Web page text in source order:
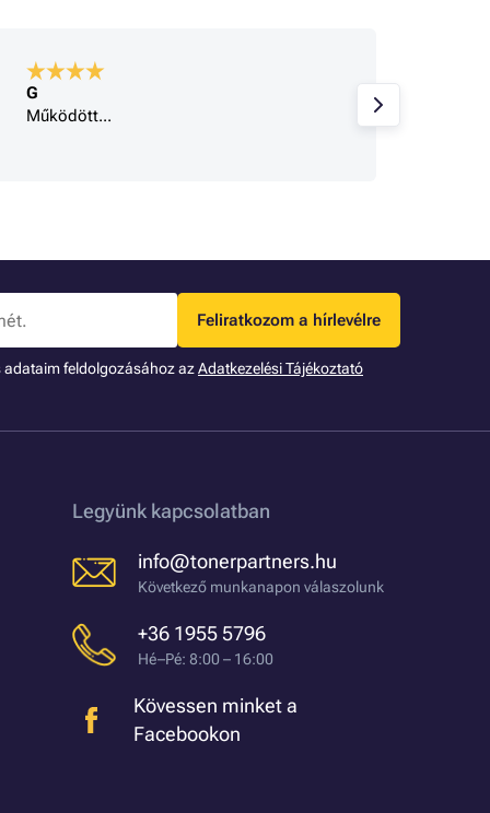
G
Működött...
Feliratkozom a hírlevélre
adataim feldolgozásához azAdatkezelési Tájékoztató
Legyünk kapcsolatban
info@tonerpartners.hu
Következő munkanapon válaszolunk
+36 1955 5796
Hé–Pé: 8:00 – 16:00
Kövessen minket a
Facebookon